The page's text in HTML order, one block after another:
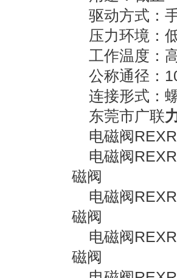
驱动方式：
压力环境：
工作温度：
公称通径：
连接形式：
东莞市广联
电磁阀
电磁阀
磁阀
电磁阀
磁阀
电磁阀
磁阀